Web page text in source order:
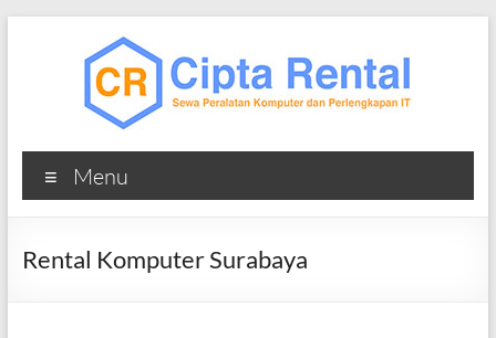
Cipta
Rental
Laptop
Menu
Rental Komputer Surabaya